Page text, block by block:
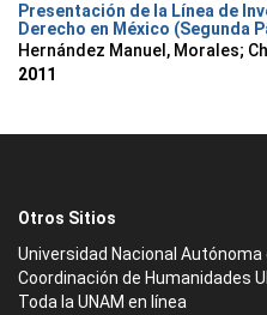
Presentación de la Línea de
Derecho en México (Segunda
Hernández Manuel, Morales;
2011
Otros Sitios
Universidad Nacional Autónoma
Coordinación de Humanidades
Toda la UNAM en línea